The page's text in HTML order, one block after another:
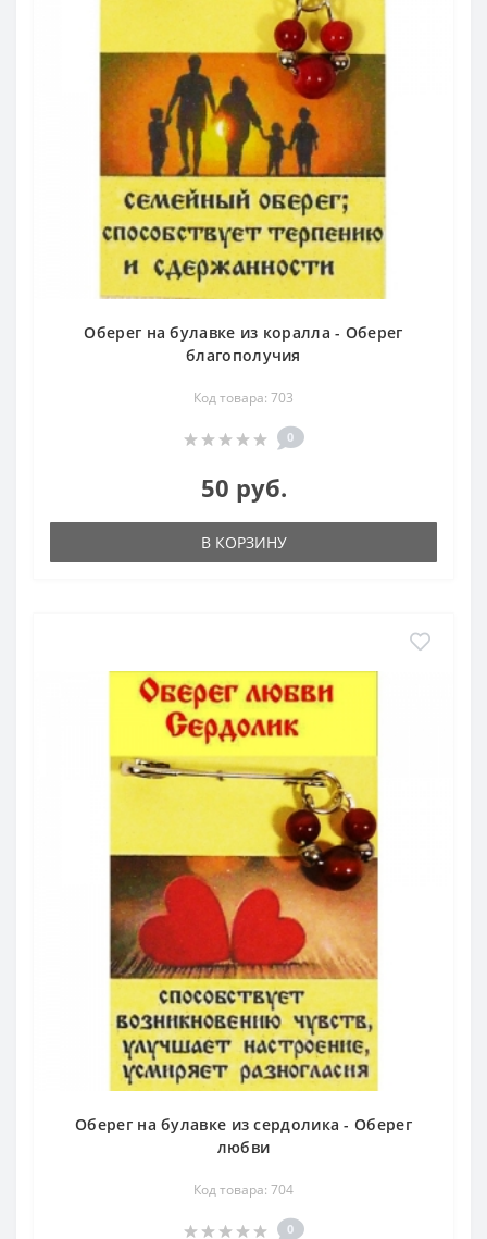
Оберег на булавке из коралла - Оберег
благополучия
Код товара: 703
0
50 руб.
В КОРЗИНУ
Оберег на булавке из сердолика - Оберег
любви
Код товара: 704
0